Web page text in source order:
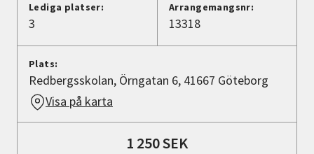
Lediga platser:
3
Arrangemangsnr:
13318
Plats:
Redbergsskolan, Örngatan 6, 41667 Göteborg
Visa på karta
1 250 SEK